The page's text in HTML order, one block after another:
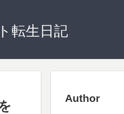
転生日記
Author